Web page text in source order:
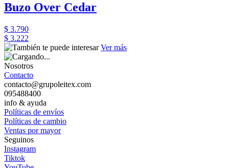
Buzo Over Cedar
$ 3.790
$ 3.222
Ver más
Nosotros
Contacto
contacto@grupoleitex.com
095488400
info & ayuda
Políticas de envíos
Políticas de cambio
Ventas por mayor
Seguinos
Instagram
Tiktok